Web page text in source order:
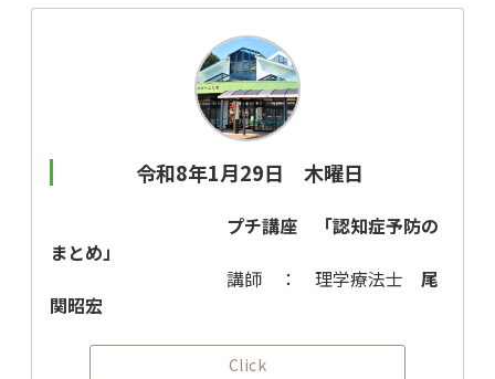
令和8年1月29日 木曜日
プチ講座 「認知症予防の
まとめ」
講師 ： 理学療法士 尾
関昭宏
Click